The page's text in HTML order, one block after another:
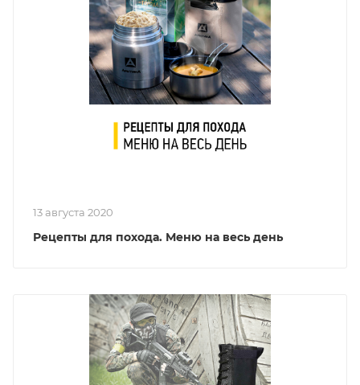
13 августа 2020
Рецепты для похода. Меню на весь день